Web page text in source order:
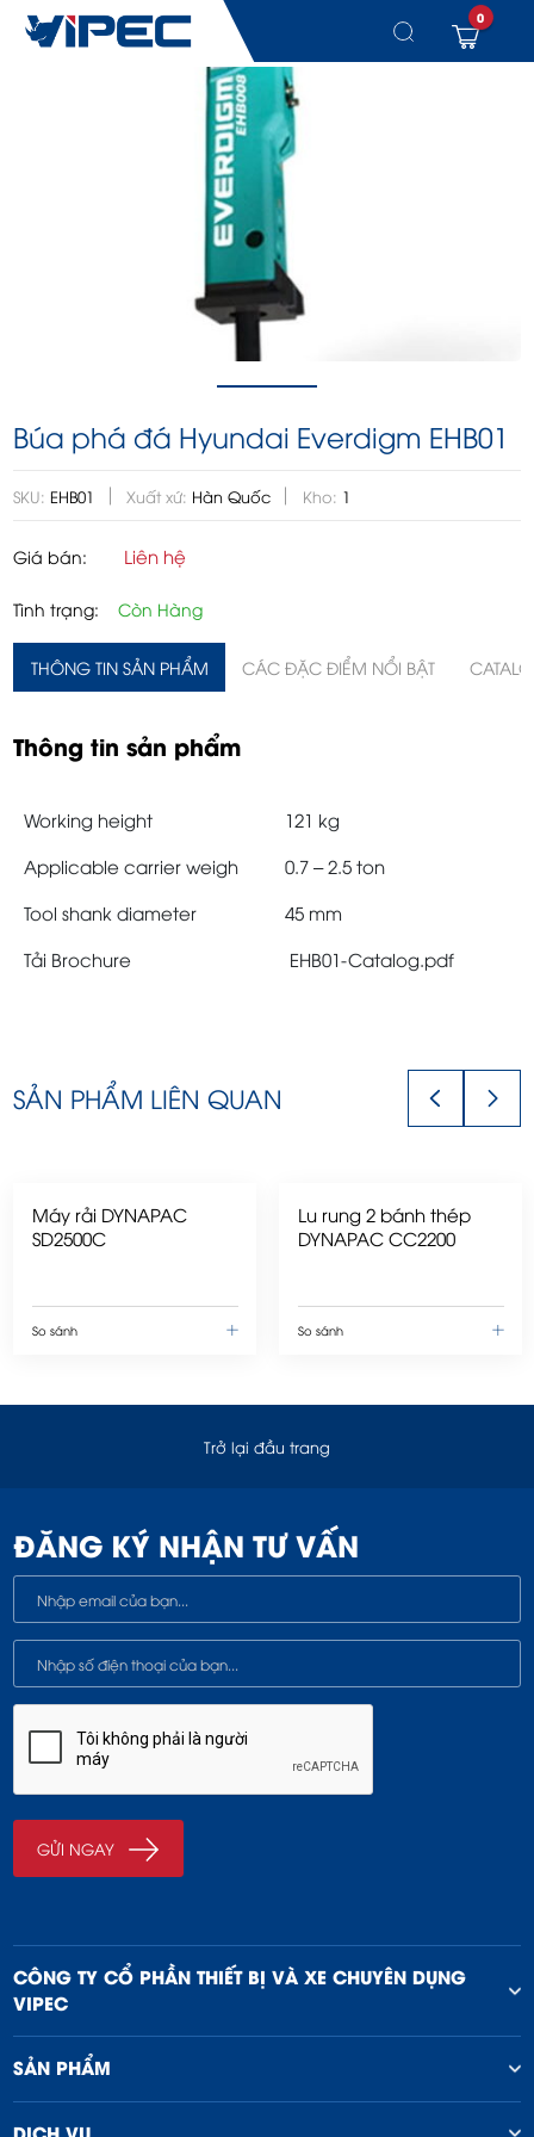
0
Búa phá đá Hyundai Everdigm EHB01
SKU:EHB01 Xuất xứ: Hàn Quốc Kho: 1
Giá bán: Liên hệ
Tình trạng: Còn Hàng
THÔNG TIN SẢN PHẨM CÁC ĐẶC ĐIỂM NỔI BẬT
Thông tin sản phẩm
Working height
121 kg
Applicable carrier weigh
0.7 – 2.5 ton
Tool shank diameter
45 mm
Tải Brochure
EHB01-Catalog.pdf
SẢN PHẨM LIÊN QUAN
Máy rải DYNAPAC
SD2500C
So sánh
Lu rung 2 bánh thép
DYNAPAC CC2200
So sánh
Trở lại đầu trang
ĐĂNG KÝ NHẬN TƯ VẤN
CÔNG TY CỔ PHẦN THIẾT BỊ VÀ XE CHUYÊN DỤNG
VIPEC
SẢN PHẨM